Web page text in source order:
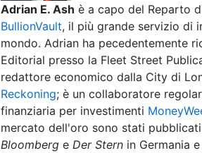
Adrian E. Ash è a capo del Reparto
BullionVault, il più grande servizio di
mondo. Adrian ha pecedentemente
Editorial presso la Fleet Street
redattore economico dalla City di
Reckoning; è un collaboratore
finanziaria per investimenti
mercato dell'oro sono stati
Bloomberg e Der Stern in Germania